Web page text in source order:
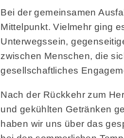
Bei der gemeinsamen
Mittelpunkt. Vielmehr ging
Unterwegssein,
zwischen Menschen, die
gesellschaftliches
Nach der Rückkehr zum
und gekühlten Getränken
haben wir uns über das